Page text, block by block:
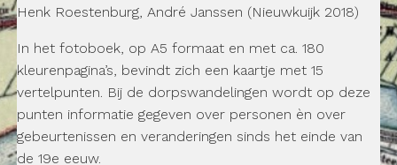
Henk Roestenburg, André Janssen (Nieuwkuijk 2018)
In het fotoboek, op A5 formaat en met ca. 180
kleurenpagina’s, bevindt zich een kaartje met 15
vertelpunten. Bij de dorpswandelingen wordt op deze
punten informatie gegeven over personen èn over
gebeurtenissen en veranderingen sinds het einde van
de 19e eeuw.